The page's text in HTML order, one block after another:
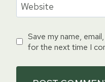
Website
Save my name,
for the next time I